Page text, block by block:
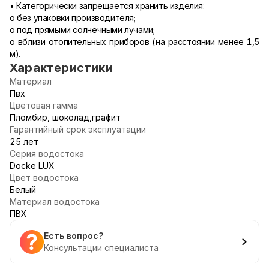
• Категорически запрещается хранить изделия:
o без упаковки производителя;
o под прямыми солнечными лучами;
o вблизи отопительных приборов (на расстоянии менее 1,5
м).
Характеристики
Материал
Пвх
Цветовая гамма
Пломбир, шоколад,графит
Гарантийный срок эксплуатации
25 лет
Серия водостока
Docke LUX
Цвет водостока
Белый
Материал водостока
ПВХ
Есть вопрос?
Консультации специалиста